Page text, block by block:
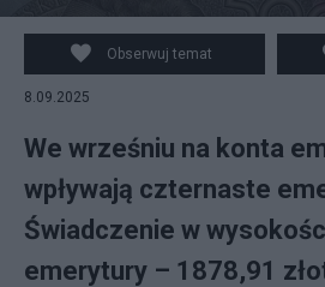
Obserwuj temat
8.09.2025
We wrześniu na konta
wpływają czternaste
Świadczenie w
emerytury – 1878,91